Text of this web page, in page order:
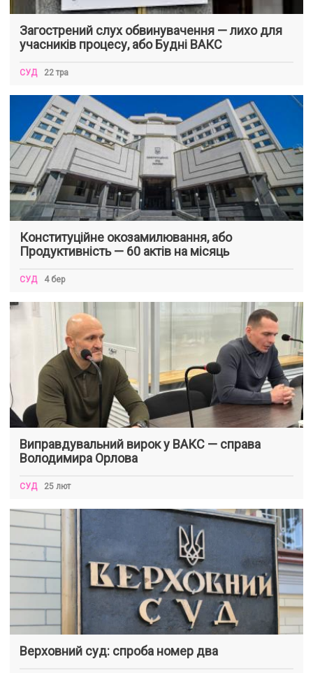
Загострений слух обвинувачення — лихо для
учасників процесу, або Будні ВАКС
СУД 22 тра
Конституційне окозамилювання, або
Продуктивність — 60 актів на місяць
СУД 4 бер
Виправдувальний вирок у ВАКС — справа
Володимира Орлова
СУД 25 лют
Верховний суд: спроба номер два